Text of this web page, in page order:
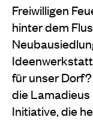
Freiwilligen
hinter dem
für unser Dorf?
die
Initiative, die